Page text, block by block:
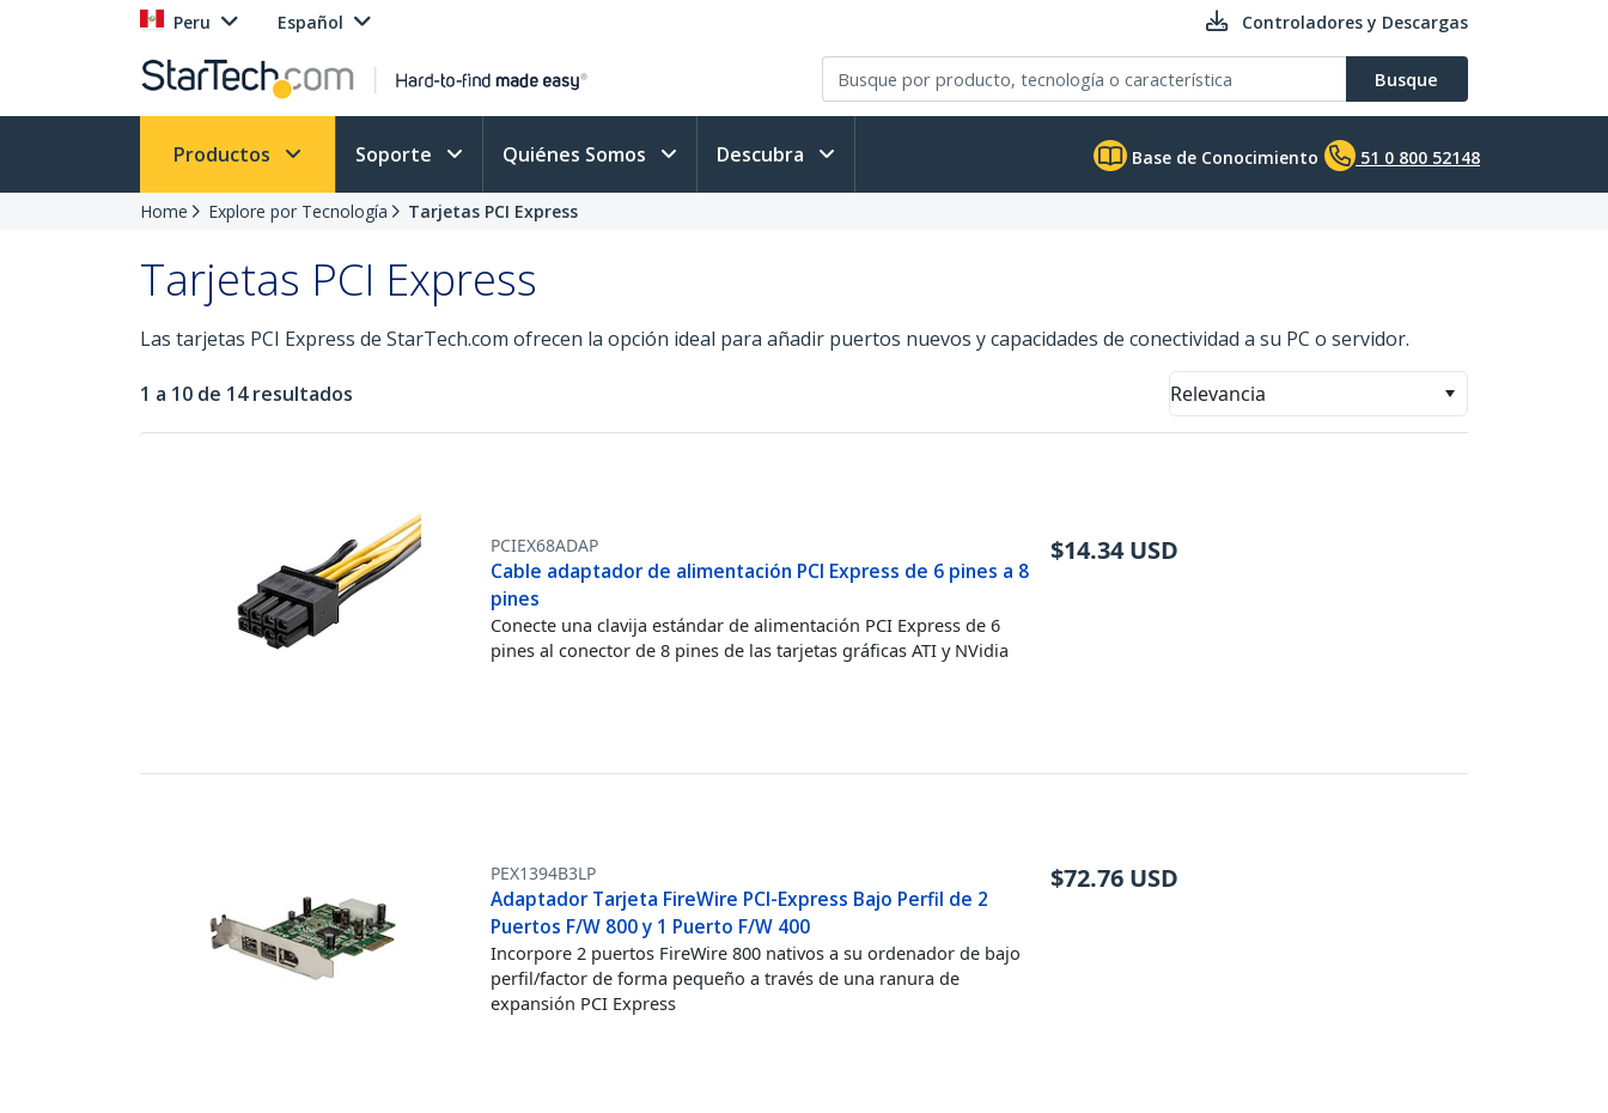
Peru Español Controladores y Descargas
Busque
Productos Soporte Quiénes Somos Descubra Base de Conocimiento 51 0 800 52148
Home Explore por Tecnología Tarjetas PCI Express
Tarjetas PCI Express
Las tarjetas PCI Express de StarTech.com ofrecen la opción ideal para añadir puertos nuevos y capacidades de conectividad a su PC o servidor.
1 a 10 de 14 resultados Relevancia
PCIEX68ADAP
Cable adaptador de alimentación PCI Express de 6 pines a 8
pines
Conecte una clavija estándar de alimentación PCI Express de 6
pines al conector de 8 pines de las tarjetas gráficas ATI y NVidia
$14.34 USD
PEX1394B3LP
Adaptador Tarjeta FireWire PCI-Express Bajo Perfil de 2
Puertos F/W 800 y 1 Puerto F/W 400
Incorpore 2 puertos FireWire 800 nativos a su ordenador de bajo
perfil/factor de forma pequeño a través de una ranura de
expansión PCI Express
$72.76 USD